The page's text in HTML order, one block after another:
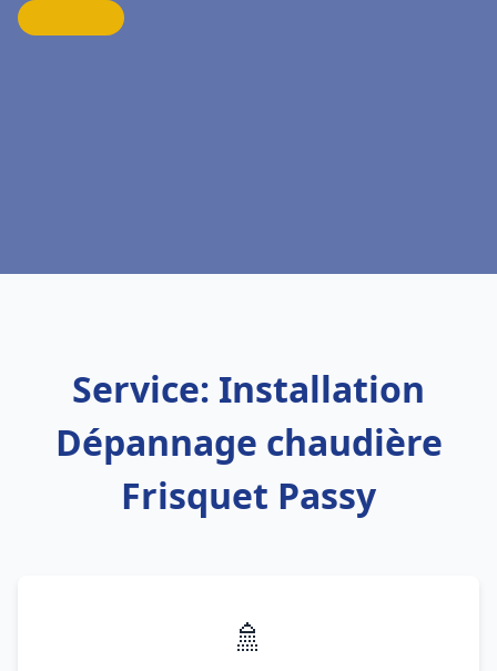
Service: Installation
Dépannage chaudière
Frisquet Passy
🚿